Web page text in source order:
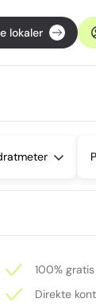
lokaler
100% gratis
Direkte